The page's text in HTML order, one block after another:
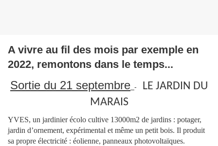
A vivre au fil des mois par exemple en
2022, remontons dans le temps...
Sortie du 21 septembre - LE JARDIN DU
MARAIS
YVES, un jardinier écolo cultive 13000m2 de jardins : potager,
jardin d’ornement, expérimental et même un petit bois. Il produit
sa propre électricité : éolienne, panneaux photovoltaïques.